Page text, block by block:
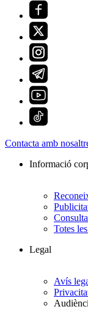
Contacta amb
Informació
Totes
Legal
Avís